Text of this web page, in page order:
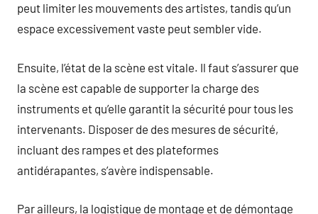
peut limiter les mouvements des artistes, tandis qu’un
espace excessivement vaste peut sembler vide.
Ensuite, l’état de la scène est vitale. Il faut s’assurer que
la scène est capable de supporter la charge des
instruments et qu’elle garantit la sécurité pour tous les
intervenants. Disposer de des mesures de sécurité,
incluant des rampes et des plateformes
antidérapantes, s’avère indispensable.
Par ailleurs, la logistique de montage et de démontage